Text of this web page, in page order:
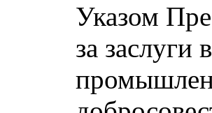
Указом
за заслуги